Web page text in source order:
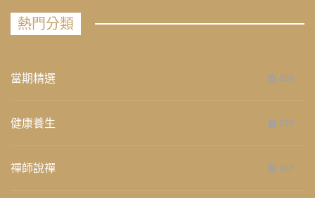
熱門分類
當期精選 658
健康養生 276
禪師說禪 267